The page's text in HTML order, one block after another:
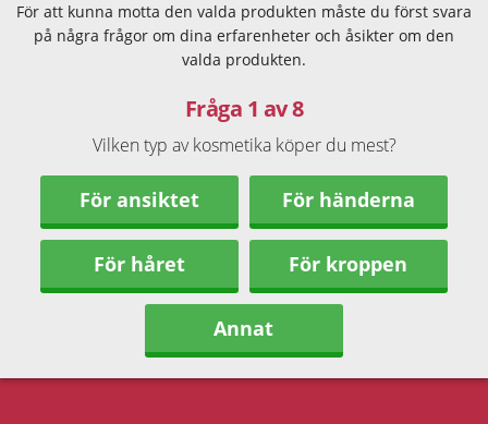
För att kunna motta den valda produkten måste du först svara
på några frågor om dina erfarenheter och åsikter om den
valda produkten.
Fråga 1 av 8
Vilken typ av kosmetika köper du mest?
För ansiktet För händerna
För håret För kroppen
Annat